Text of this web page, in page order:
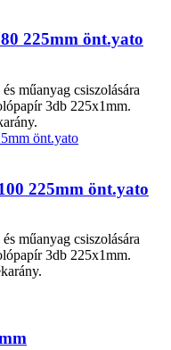
225mm önt.yato
műanyag csiszolására
3db 225x1mm.
225mm önt.yato
műanyag csiszolására
3db 225x1mm.